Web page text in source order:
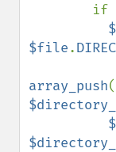
$file.
array_push(